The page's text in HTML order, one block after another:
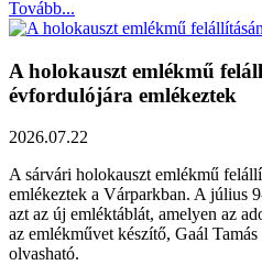
Tovább...
A holokauszt emlékmű
évfordulójára emlékeztek
2026.07.22
A sárvári holokauszt emlékmű
emlékeztek a Várparkban. A július
azt az új emléktáblát, amelyen az
az emlékművet készítő, Gaál
olvasható.